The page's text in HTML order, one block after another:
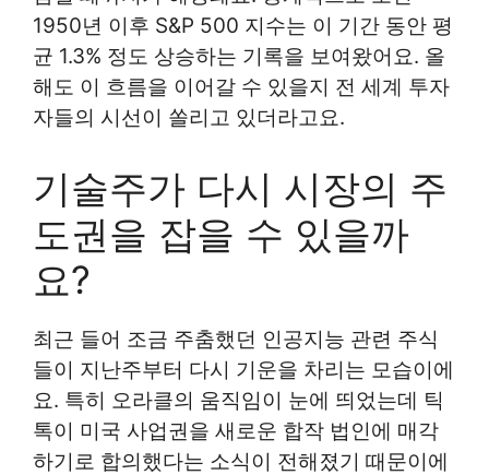
1950년 이후 S&P 500 지수는 이 기간 동안 평
균 1.3% 정도 상승하는 기록을 보여왔어요. 올
해도 이 흐름을 이어갈 수 있을지 전 세계 투자
자들의 시선이 쏠리고 있더라고요.
기술주가 다시 시장의 주
도권을 잡을 수 있을까
요?
최근 들어 조금 주춤했던 인공지능 관련 주식
들이 지난주부터 다시 기운을 차리는 모습이에
요. 특히 오라클의 움직임이 눈에 띄었는데 틱
톡이 미국 사업권을 새로운 합작 법인에 매각
하기로 합의했다는 소식이 전해졌기 때문이에